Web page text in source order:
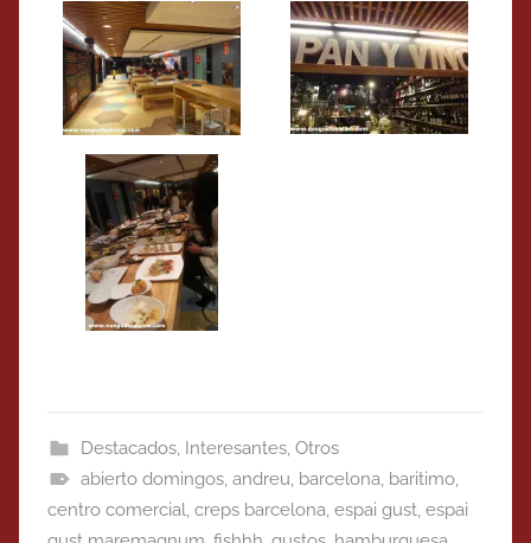
Destacados, Interesantes, Otros
abierto domingos, andreu, barcelona, baritimo,
centro comercial, creps barcelona, espai gust, espai